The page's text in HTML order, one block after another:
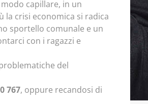
capillare, in un
crisi economica si radica
sportello comunale e un
con i ragazzi e
del
767, oppure recandosi di